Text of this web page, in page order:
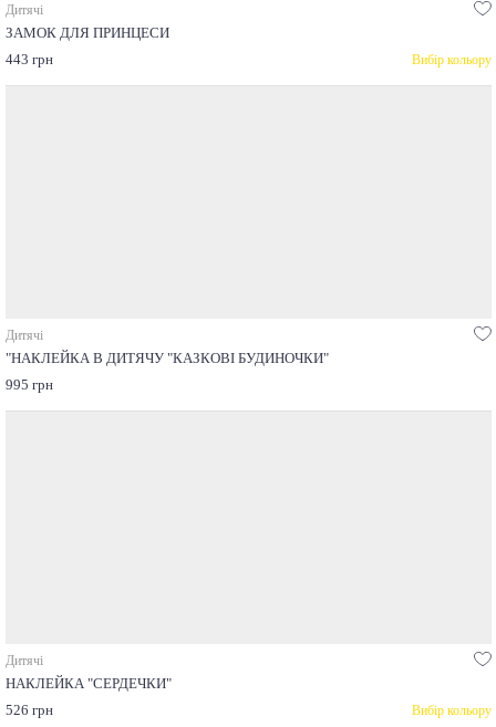
Дитячі
ЗАМОК ДЛЯ ПРИНЦЕСИ
443 грн
Вибір кольору
Дитячі
"НАКЛЕЙКА В ДИТЯЧУ "КАЗКОВІ БУДИНОЧКИ"
995 грн
Дитячі
НАКЛЕЙКА "СЕРДЕЧКИ"
526 грн
Вибір кольору